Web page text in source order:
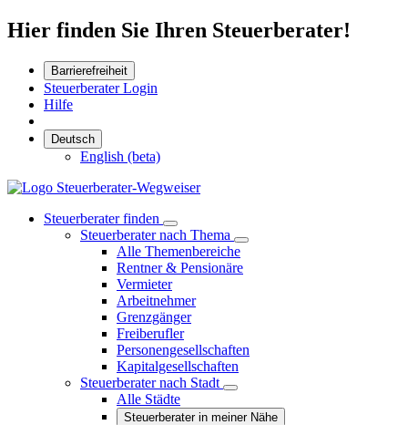
Hier finden Sie Ihren Steuerberater!
Barrierefreiheit
Steuerberater Login
Hilfe
Deutsch
English (beta)
Steuerberater finden
Steuerberater nach Thema
Alle Themenbereiche
Rentner & Pensionäre
Vermieter
Arbeitnehmer
Grenzgänger
Freiberufler
Personengesellschaften
Kapitalgesellschaften
Steuerberater nach Stadt
Alle Städte
Steuerberater in meiner Nähe